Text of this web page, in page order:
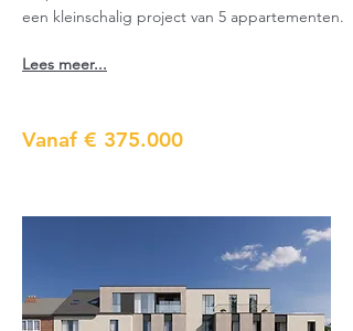
een kleinschalig project van 5 appartementen.
Lees meer...
Vanaf € 375.000